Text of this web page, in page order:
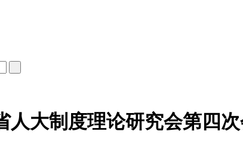
人大制度理论研究会第四